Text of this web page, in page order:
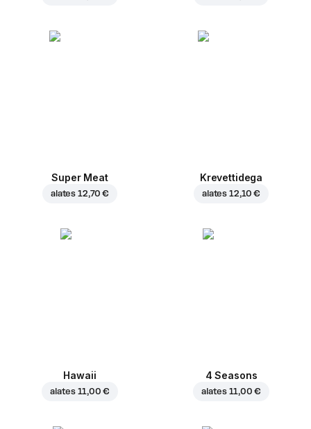
Super Meat
alates 12,70 €
Krevettidega
alates 12,10 €
Hawaii
alates 11,00 €
4 Seasons
alates 11,00 €